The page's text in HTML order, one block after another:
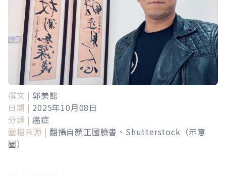
撰文 | 郭美懿
日期 | 2025年10月08日
分類 | 癌症
圖檔來源 | 翻攝自顏正國臉書、Shutterstock（示意
圖）